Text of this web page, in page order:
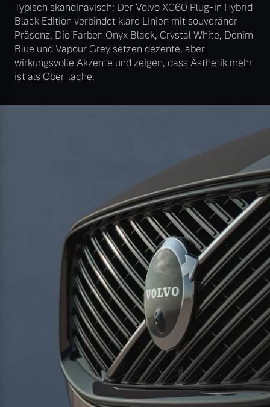
Typisch skandinavisch: Der Volvo XC60 Plug-in Hybrid
Black Edition verbindet klare Linien mit souveräner
Präsenz. Die Farben Onyx Black, Crystal White, Denim
Blue und Vapour Grey setzen dezente, aber
wirkungsvolle Akzente und zeigen, dass Ästhetik mehr
ist als Oberfläche.